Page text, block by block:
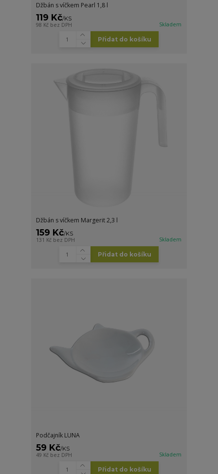
Džbán s víčkem Pearl 1,8 l
119 Kč/KS
98 Kč bez DPH Skladem
Přidat do košíku
Džbán s víčkem Margerit 2,3 l
159 Kč/KS
131 Kč bez DPH Skladem
Přidat do košíku
Podčajník LUNA
59 Kč/KS
49 Kč bez DPH Skladem
Přidat do košíku